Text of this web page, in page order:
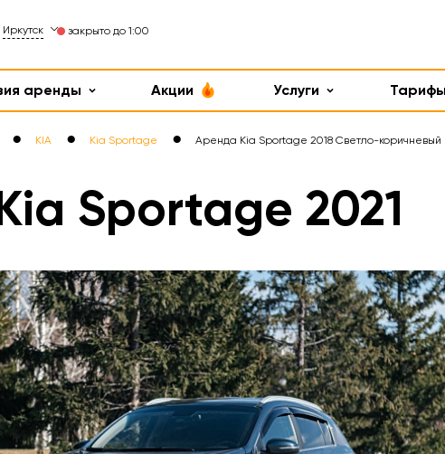
Иркутск закрыто до 1:00
аренды Акции Услуги Тарифы
● KIA ● Kia Sportage ● Аренда Kia Sportage 2018 Светло-коричневый
Sportage 2021